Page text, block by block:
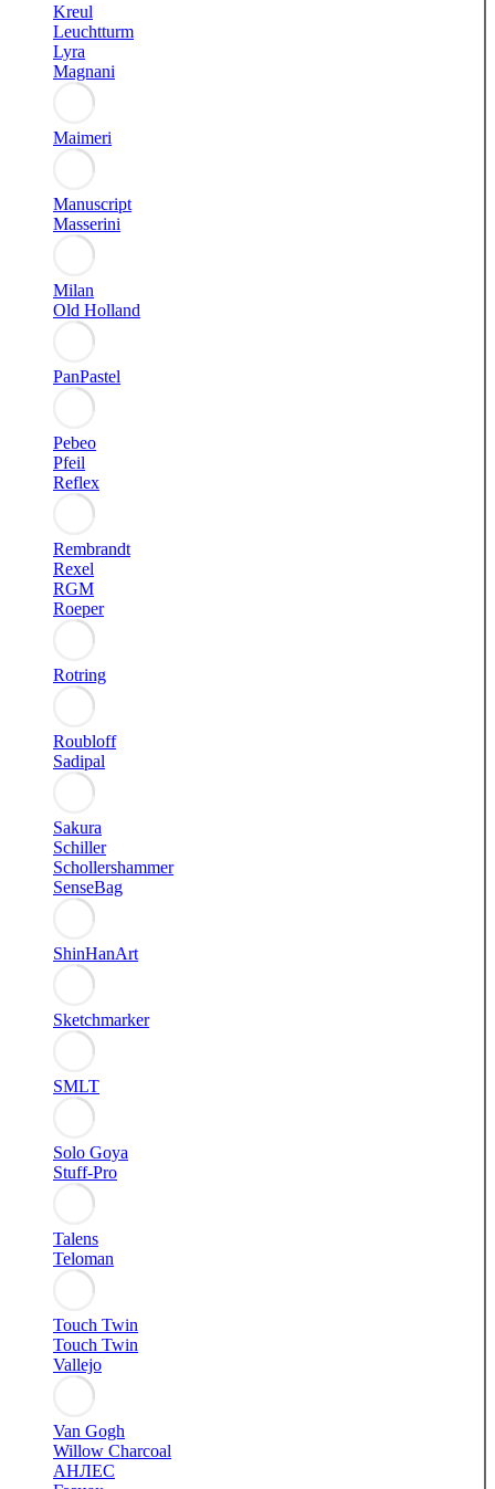
Kreul
Leuchtturm
Lyra
Magnani
Maimeri
Manuscript
Masserini
Milan
Old Holland
PanPastel
Pebeo
Pfeil
Reflex
Rembrandt
Rexel
RGM
Roeper
Rotring
Roubloff
Sadipal
Sakura
Schiller
Schollershammer
SenseBag
ShinHanArt
Sketchmarker
SMLT
Solo Goya
Stuff-Pro
Talens
Teloman
Touch Twin
Touch Twin
Vallejo
Van Gogh
Willow Charcoal
АНЛЕС